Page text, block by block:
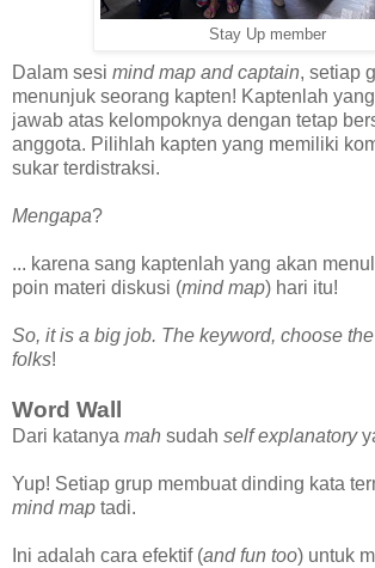
Stay Up member
Dalam sesi mind map and captain, setiap
menunjuk seorang kapten! Kaptenlah
jawab atas kelompoknya dengan tetap
anggota. Pilihlah kapten yang memiliki
sukar terdistraksi.
Mengapa?
... karena sang kaptenlah yang akan
poin materi diskusi (mind map) hari itu!
So, it is a big job. The keyword, choose
folks!
Word Wall
Dari katanya mah sudah self explanatory
Yup! Setiap grup membuat dinding kata
mind map tadi.
Ini adalah cara efektif (and fun too) untuk